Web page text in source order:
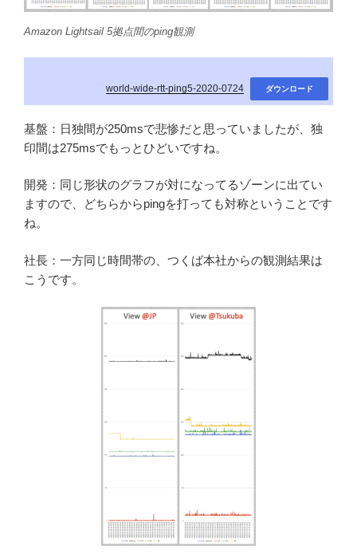
Amazon Lightsail 5拠点間のping観測
world-wide-rtt-ping5-2020-0724 ダウンロード
基盤：日独間が250msで悲惨だと思っていましたが、独
印間は275msでもっとひどいですね。
開発：同じ形状のグラフが対になってるゾーンに出てい
ますので、どちらからpingを打っても対称ということです
ね。
社長：一方同じ時間帯の、つくば本社からの観測結果は
こうです。